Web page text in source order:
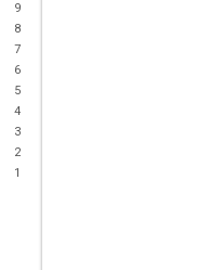
9
8
7
6
5
4
3
2
1